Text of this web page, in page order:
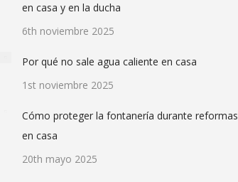
en casa y en la ducha
6th noviembre 2025
Por qué no sale agua caliente en casa
1st noviembre 2025
Cómo proteger la fontanería durante reformas
en casa
20th mayo 2025